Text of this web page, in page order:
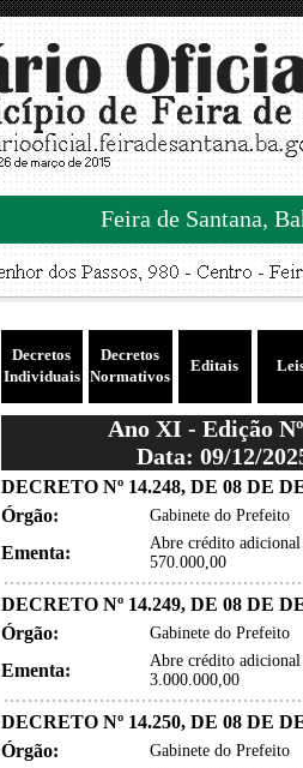
Feira de Santana,
Decretos
Individuais
Decretos
Normativos
Editais
Ano XI - Edição
Data: 09/12/
DECRETO Nº 14.248, DE 08 DE
Órgão:
Gabinete do Prefeito
Ementa:
Abre crédito
570.000,00
DECRETO Nº 14.249, DE 08 DE
Órgão:
Gabinete do Prefeito
Ementa:
Abre crédito
3.000.000,00
DECRETO Nº 14.250, DE 08 DE
Órgão:
Gabinete do Prefeito